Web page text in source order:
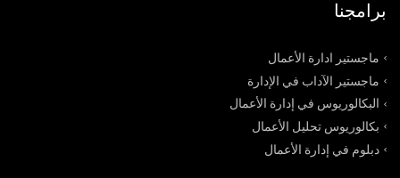
برامجنا
ماجستير ادارة الأعمال
ماجستير الآداب في الإدارة
البكالوريوس في إدارة الأعمال
بكالوريوس تحليل الأعمال
دبلوم في إدارة الأعمال